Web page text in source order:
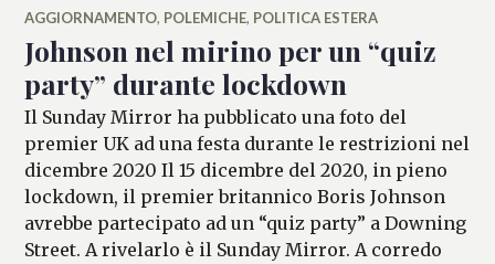
AGGIORNAMENTO, POLEMICHE, POLITICA ESTERA
Johnson nel mirino per un “quiz
party” durante lockdown
Il Sunday Mirror ha pubblicato una foto del
premier UK ad una festa durante le restrizioni nel
dicembre 2020 Il 15 dicembre del 2020, in pieno
lockdown, il premier britannico Boris Johnson
avrebbe partecipato ad un “quiz party” a Downing
Street. A rivelarlo è il Sunday Mirror. A corredo